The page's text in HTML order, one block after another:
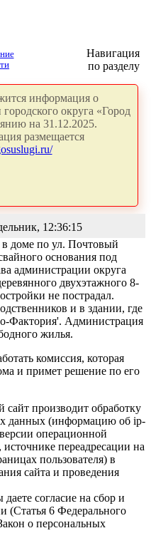
Навигация
по разделу
информация о
округа «Город
на 31.12.2025.
размещается
12:36:15
в доме по ул. Почтовый
основания под
администрации округа
двухэтажного 8-
не пострадал.
и в здании, где
Фактория'. Администрация
жилья.
комиссия, которая
и примет решение по его
производит обработку
данных (информацию об ip-
операционной
переадресации на
пользователя) в
сайта и проведения
согласие на сбор и
(Статья 6 Федерального
о персональных